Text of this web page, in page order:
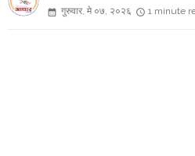
गुरुवार, मे ०७, २०२६
1 minute